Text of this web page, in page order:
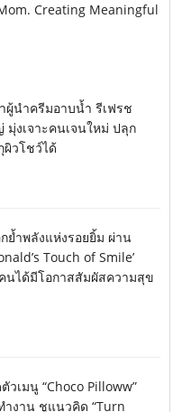
Creating Meaningful
ผู้นำครีมอาบน้ำ รีเฟรช
งเจาะคนเจนใหม่ ปลุก
ผิวโชว์ได้
ย้ำพลังแห่งรอยยิ้ม ผ่าน
Touch of Smile’
ได้มีโอกาสสัมผัสความสุข
วเมนู “Choco Pilloww”
งาน ชูแนวคิด “Turn